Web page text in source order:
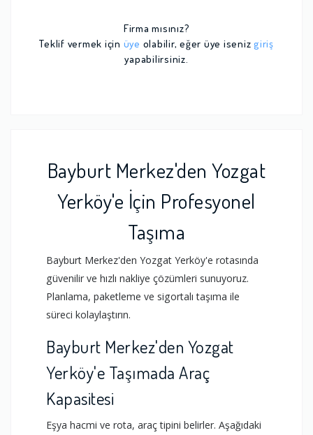
Firma mısınız?
Teklif vermek için üye olabilir, eğer üye iseniz giriş
yapabilirsiniz.
Bayburt Merkez'den Yozgat
Yerköy'e İçin Profesyonel
Taşıma
Bayburt Merkez'den Yozgat Yerköy'e rotasında
güvenilir ve hızlı nakliye çözümleri sunuyoruz.
Planlama, paketleme ve sigortalı taşıma ile
süreci kolaylaştırın.
Bayburt Merkez'den Yozgat
Yerköy'e Taşımada Araç
Kapasitesi
Eşya hacmi ve rota, araç tipini belirler. Aşağıdaki